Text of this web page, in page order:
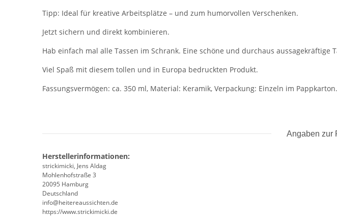
Tipp: Ideal für kreative Arbeitsplätze – und zum humorvollen Verschenken.
Jetzt sichern und direkt kombinieren.
Hab einfach mal alle Tassen im Schrank. Eine schöne und durchaus aussagekräftige
Viel Spaß mit diesem tollen und in Europa bedruckten Produkt.
Fassungsvermögen: ca. 350 ml, Material: Keramik, Verpackung: Einzeln im Pappkarton.
Angaben zur
Herstellerinformationen:
strickimicki, Jens Aldag
Mohlenhofstraße 3
20095 Hamburg
Deutschland
info@heitereaussichten.de
https://www.strickimicki.de